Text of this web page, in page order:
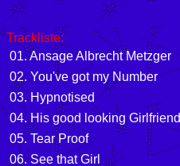
Trackliste:
01. Ansage Albrecht Metzger
02. You've got my Number
03. Hypnotised
04. His good looking Girlfriend
05. Tear Proof
06. See that Girl